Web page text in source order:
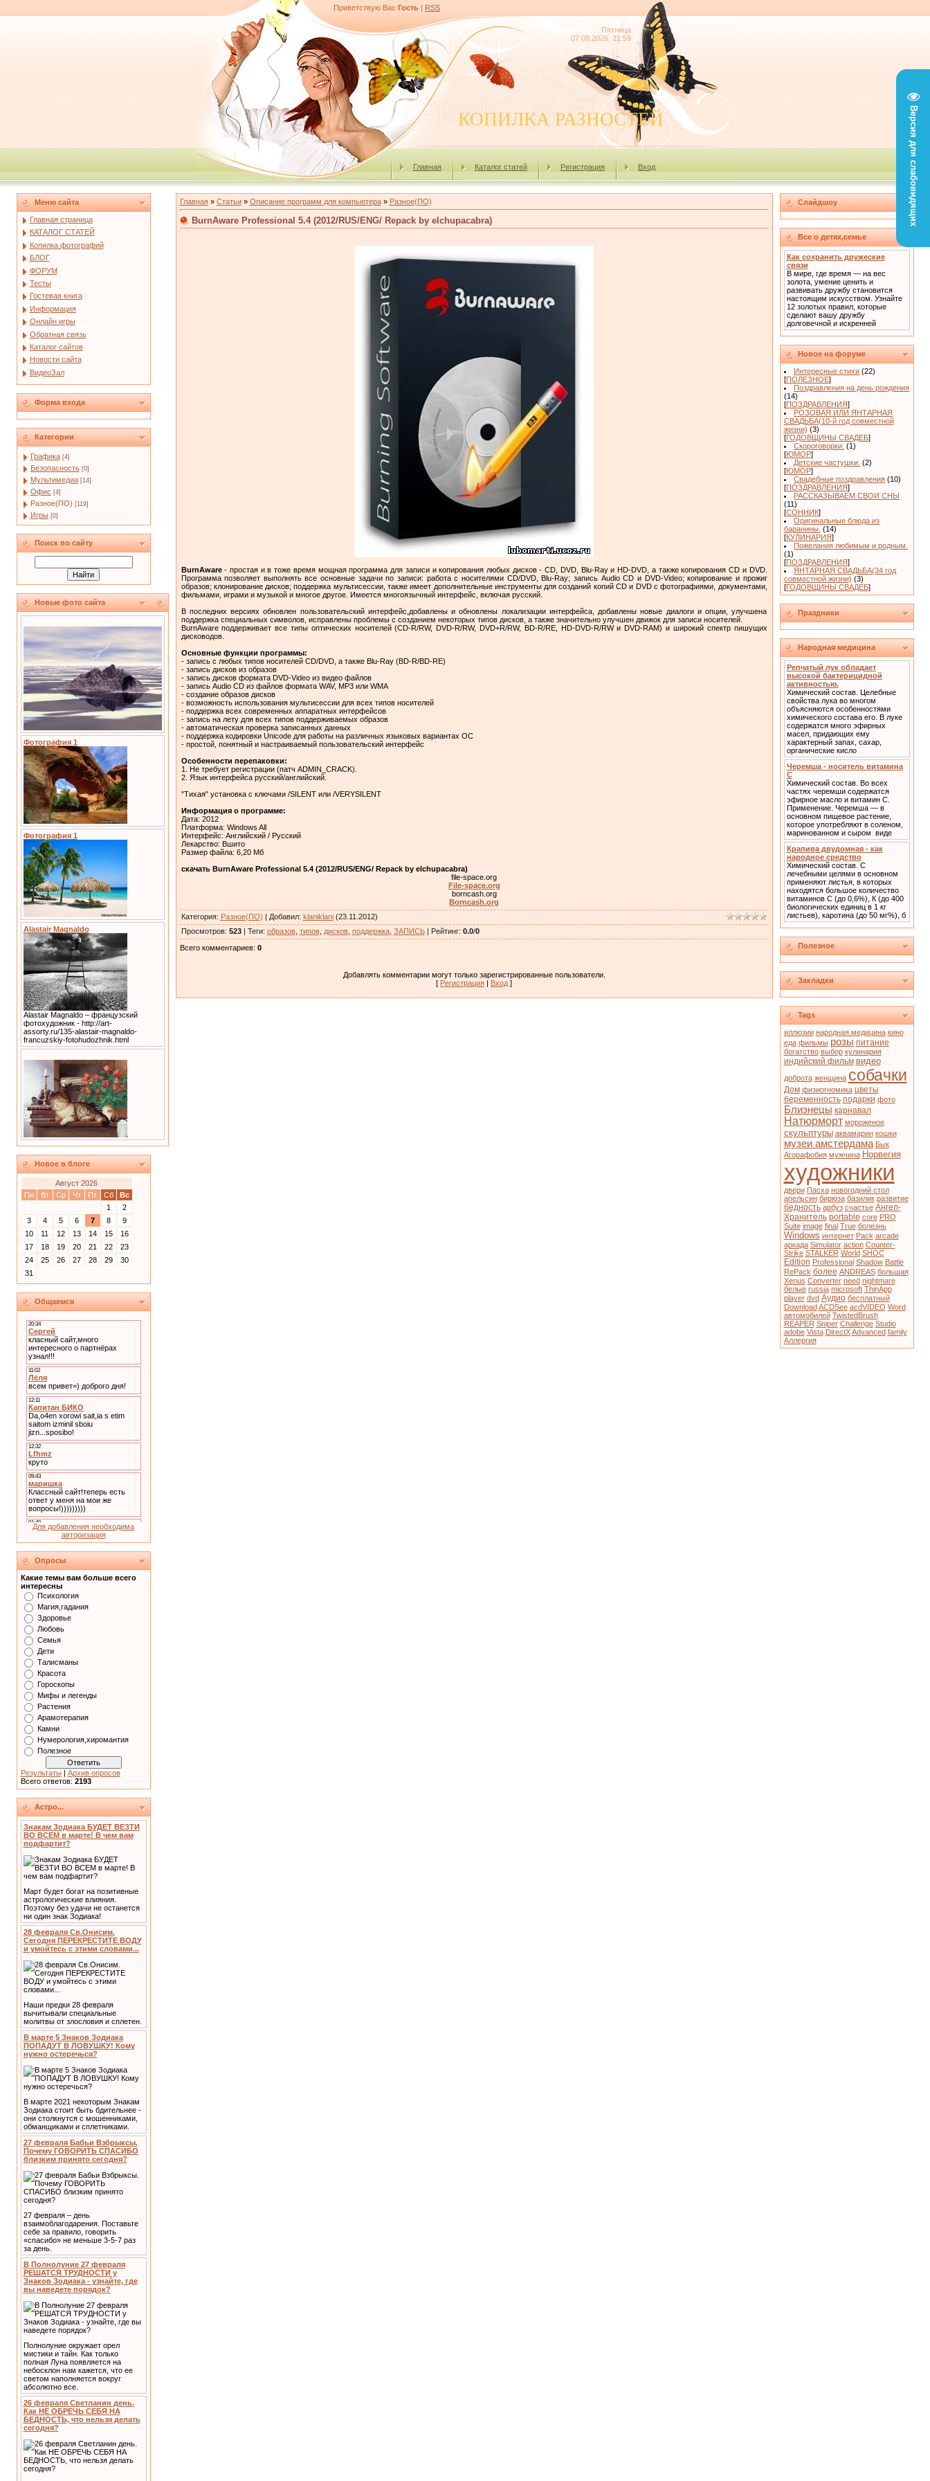
Версия для слабовидящих
Приветствую Вас Гость | RSS
Пятница
07.08.2026, 21:59
КОПИЛКА РАЗНОСТЕЙ
Главная Каталог статей Регистрация Вход
Меню сайта
Главная страница
КАТАЛОГ СТАТЕЙ
Копилка фотографий
БЛОГ
ФОРУМ
Тесты
Гостевая книга
Информация
Онлайн игры
Обратная связь
Каталог сайтов
Новости сайта
ВидеоЗал
Форма входа
Категории
Графика [4]
Безопасность [0]
Мультимедиа [14]
Офис [4]
Разное(ПО) [119]
Игры [0]
Поиск по сайту
Новые фото сайта
Фотография 1
Фотография 1
Alastair Magnaldo
Alastair Magnaldo – французский
фотохудожник - http://art-
assorty.ru/135-alastair-magnaldo-
francuzskiy-fotohudozhnik.html
Новое в блоге
Август 2026
Пн
Вт Ср Чт Пт Сб
Вс
1
2
3
4 5 6 7 8
9
10
11 12 13 14 15
16
17
18 19 20 21 22
23
24
25 26 27 28 29
30
31
Общаемся
Для добавления необходима
авторизация
Опросы
Какие темы вам больше всего
интересны
Психология
Магия,гадания
Здоровье
Любовь
Семья
Дети
Талисманы
Красота
Гороскопы
Мифы и легенды
Растения
Арамотерапия
Камни
Нумерология,хиромантия
Полезное
Результаты| Архив опросов
Всего ответов: 2193
Астро...
Знакам Зодиака БУДЕТ ВЕЗТИ
ВО ВСЕМ в марте! В чем вам
подфартит?
Март будет богат на позитивные
астрологические влияния.
Поэтому без удачи не останется
ни один знак Зодиака!
28 февраля Св.Онисим.
Сегодня ПЕРЕКРЕСТИТЕ ВОДУ
и умойтесь с этими словами...
Наши предки 28 февраля
вычитывали специальные
молитвы от злословия и сплетен.
В марте 5 Знаков Зодиака
ПОПАДУТ В ЛОВУШКУ! Кому
нужно остеречься?
В марте 2021 некоторым Знакам
Зодиака стоит быть бдительнее -
они столкнутся с мошенниками,
обманщиками и сплетниками.
27 февраля Бабьи Взбрыксы.
Почему ГОВОРИТЬ СПАСИБО
близким принято сегодня?
27 февраля – день
взаимоблагодарения. Поставьте
себе за правило, говорить
«спасибо» не меньше 3-5-7 раз
за день.
В Полнолуние 27 февраля
РЕШАТСЯ ТРУДНОСТИ у
Знаков Зодиака - узнайте, где
вы наведете порядок?
Полнолуние окружает орел
мистики и тайн. Как только
полная Луна появляется на
небосклон нам кажется, что ее
светом наполняется вокруг
абсолютно все.
26 февраля Светланин день.
Как НЕ ОБРЕЧЬ СЕБЯ НА
БЕДНОСТЬ, что нельзя делать
сегодня?
Главная» Статьи» Описание программ для компьютера» Разное(ПО)
BurnAware Professional 5.4 (2012/RUS/ENG/ Repack by elchupacabra)
BurnAware- простая и в тоже время мощная программа для записи и копирования любых дисков - CD, DVD, Blu-Ray и HD-DVD, а также копирования CD и DVD.
Программа позволяет выполнять все основные задачи по записи: работа с носителями CD/DVD, Blu-Ray; запись Audio CD и DVD-Video; копирование и прожиг
образов; клонирование дисков; поддержка мультисессии, также имеет дополнительные инструменты для созданий копий CD и DVD с фотографиями, документами,
фильмами, играми и музыкой и многое другое. Имеется многоязычный интерфейс, включая русский.
В последних версиях обновлен пользовательский интерфейс,добавлены и обновлены локализации интерфейса, добавлены новые диалоги и опции, улучшена
поддержка специальных символов, исправлены проблемы с созданием некоторых типов дисков, а также значительно улучшен движок для записи носителей.
BurnAware поддерживает все типы оптических носителей (CD-R/RW, DVD-R/RW, DVD+R/RW, BD-R/RE, HD-DVD-R/RW и DVD-RAM) и широкий спектр пишущих
дисководов.
Основные функции программы:
- запись с любых типов носителей CD/DVD, а также Blu-Ray (BD-R/BD-RE)
- запись дисков из образов
- запись дисков формата DVD-Video из видео файлов
- запись Audio CD из файлов формата WAV, MP3 или WMA
- создание образов дисков
- возможность использования мультисессии для всех типов носителей
- поддержка всех современных аппаратных интерфейсов
- запись на лету для всех типов поддерживаемых образов
- автоматическая проверка записанных данных
- поддержка кодировки Unicode для работы на различных языковых вариантах ОС
- простой, понятный и настраиваемый пользовательский интерфейс
Особенности перепаковки:
1. Не требует регистрации (патч ADMIN_CRACK).
2. Язык интерфейса русский/английский.
"Тихая" установка с ключами /SILENT или /VERYSILENT
Информация о программе:
Дата: 2012
Платформа: Windows All
Интерфейс: Английский / Русский
Лекарство: Вшито
Размер файла: 6,20 Мб
скачать BurnAware Professional 5.4 (2012/RUS/ENG/ Repack by elchupacabra)
file-space.org
File-space.org
borncash.org
Borncash.org
Категория: Разное(ПО) | Добавил: klaniklani(23.11.2012)
Просмотров: 523| Теги: образов, типов, дисков, поддержка, ЗАПИСЬ| Рейтинг: 0.0/0
Всего комментариев: 0
Добавлять комментарии могут только зарегистрированные пользователи.
[ Регистрация | Вход ]
Слайдшоу
Все о детях,семье
Как сохранить дружеские
связи
В мире, где время — на вес
золота, умение ценить и
развивать дружбу становится
настоящим искусством. Узнайте
12 золотых правил, которые
сделают вашу дружбу
долговечной и искренней
Новое на форуме
Интересные стихи (22)
[ПОЛЕЗНОЕ]
Поздравления на день рождения
(14)
[ПОЗДРАВЛЕНИЯ]
РОЗОВАЯ ИЛИ ЯНТАРНАЯ
СВАДЬБА(10-й год совместной
жизни) (3)
[ГОДОВЩИНЫ СВАДЕБ]
Скороговорки. (1)
[ЮМОР]
Детские частушки. (2)
[ЮМОР]
Свадебные поздравления (10)
[ПОЗДРАВЛЕНИЯ]
РАССКАЗЫВАЕМ СВОИ СНЫ
(11)
[СОННИК]
Оригинальные блюда из
баранины. (14)
[КУЛИНАРИЯ]
Пожелания любимым и родным.
(1)
[ПОЗДРАВЛЕНИЯ]
ЯНТАРНАЯ СВАДЬБА(34 год
совместной жизни) (3)
[ГОДОВЩИНЫ СВАДЕБ]
Праздники
Народная медицина
Репчатый лук обладает
высокой бактерицидной
активностью.
Химический состав. Целебные
свойства лука во многом
объясняются особенностями
химического состава его. В луке
содержатся много эфирных
масел, придающих ему
характерный запах, сахар,
органические кисло
Черемша - носитель витамина
С
Химический состав. Во всех
частях черемши содержатся
эфирное масло и витамин С.
Применение. Черемша — в
основном пищевое растение,
которое употребляют в соленом,
маринованном и сыром виде
Крапива двудомная - как
народное средство
Химический состав. С
лечебными целями в основном
применяют листья, в которых
находятся большое количество
витаминов С (до 0,6%), К (до 400
биологических единиц в 1 кг
листьев), каротина (до 50 мг%), б
Полезное
Закладки
Tags
иллюзии народная медицина кино
еда фильмы розы питание
богатство выбор кулинария
индийский фильм видео
доброта женщина собачки
Дом физиогномика цветы
беременность подарки фото
Близнецы карнавал
Натюрморт мороженое
скульптуры аквамарин кошки
музеи амстердама Бык
Агорафобия мужчина Норвегия
художники
двери Пасха новогодний стол
апельсин бирюза базилик развитие
бедность арбуз счастье Ангел-
Хранитель portable core PRO
Suite image final True болезнь
Windows интернет Pack arcade
аркада Simulator action Counter-
Strike STALKER World SHOC
Edition Professional Shadow Battle
RePack более ANDREAS большая
Xenus Converter need nightmare
белые russia microsoft ThinApp
player dvd Аудио бесплатный
Download ACDSee acdVIDEO Word
автомобилей TwistedBrush
REAPER Sniper Challenge Studio
adobe Vista DirectX Advanced family
Аллергия